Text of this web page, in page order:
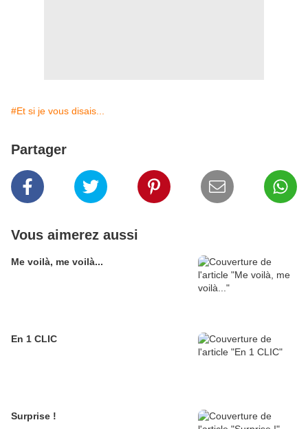
#Et si je vous disais...
Partager
Vous aimerez aussi
Me voilà, me voilà...
En 1 CLIC
Surprise !